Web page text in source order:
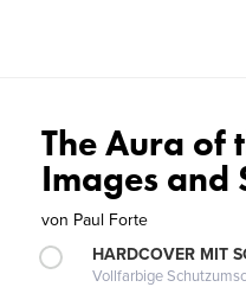
The Aura of
Images and
von Paul Forte
HARDCOVER MIT
Vollfarbige